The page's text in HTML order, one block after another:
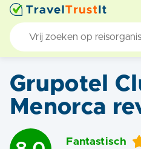
Grupotel
Menorca
Fantastisch